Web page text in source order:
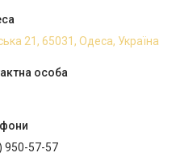
21, 65031, Одеса, Україна
950-57-57